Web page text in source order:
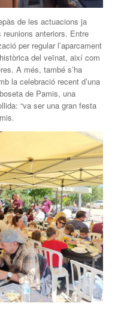
de les actuacions ja
anteriors. Entre
per regular l’aparcament
del veïnat, així com
A més, també s’ha
la celebració recent d’una
de Pamis, una
“va ser una gran festa